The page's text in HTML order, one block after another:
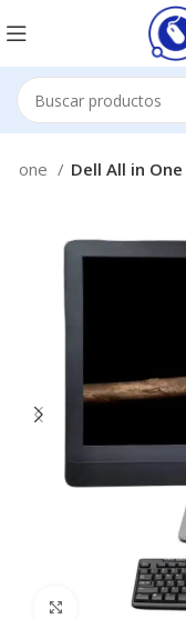
one Dell All in
Click to